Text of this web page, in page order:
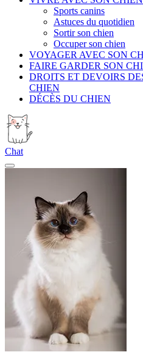
Sports canins
Astuces du quotidien
Sortir son chien
Occuper son chien
VOYAGER AVEC SON
FAIRE GARDER SON
DROITS ET DEVOIRS
CHIEN
DÉCÈS DU CHIEN
Chat